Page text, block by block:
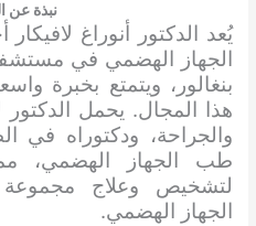
نبذة عن
يُعد الدكتور أنوراغ
الجهاز الهضمي في
بنغالور، ويتمتع بخبرة
هذا المجال. يحمل
والجراحة، ودكتوراه في
طب الجهاز الهضمي،
لتشخيص وعلاج
الجهاز الهضمي.